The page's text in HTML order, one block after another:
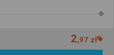
2,97 zł